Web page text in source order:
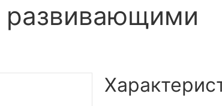
развивающими